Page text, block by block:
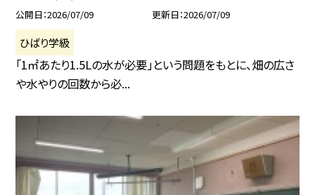
公開日 2026/07/09 更新日 2026/07/09
ひばり学級
「1㎡あたり1.5Lの水が必要」という問題をもとに、畑の広さ
や水やりの回数から必...